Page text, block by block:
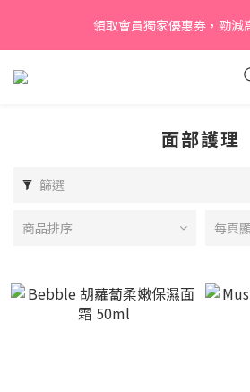
【新會員】即日起至2026月12月31日
「NEW95」即可享
領取會員獨家優惠券，勁減
【新會員】即日起至2026月12月31
「NEW95」即可享
面部護理
篩選
商品排序 每頁